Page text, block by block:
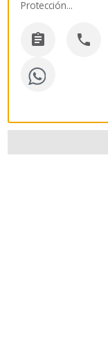
Protección...
 